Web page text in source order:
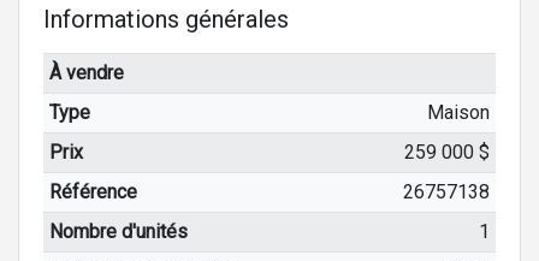
Informations générales
À vendre
Type
Maison
Prix
259 000 $
Référence
26757138
Nombre d'unités
1